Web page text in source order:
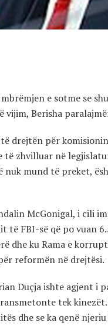
e sotme se
vijim, Berisha
drejtën për
të zhvilluar në
nuk mund të preket,
McGonigal, i cili
të FBI-së që po vuan
dhe ku Rama e
reformën në drejtësi.
Duçja ishte agjent i
tek
dhe se ka qenë